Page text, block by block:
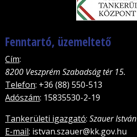
Fenntartó, üzemeltető
Cím:
8200 Veszprém Szabadság tér 15.
Telefon: +36 (88) 550-513
Adószám: 15835530-2-19
Tankerületi igazgató: Szauer István
E-mail: istvan.szauer@kk.gov.hu